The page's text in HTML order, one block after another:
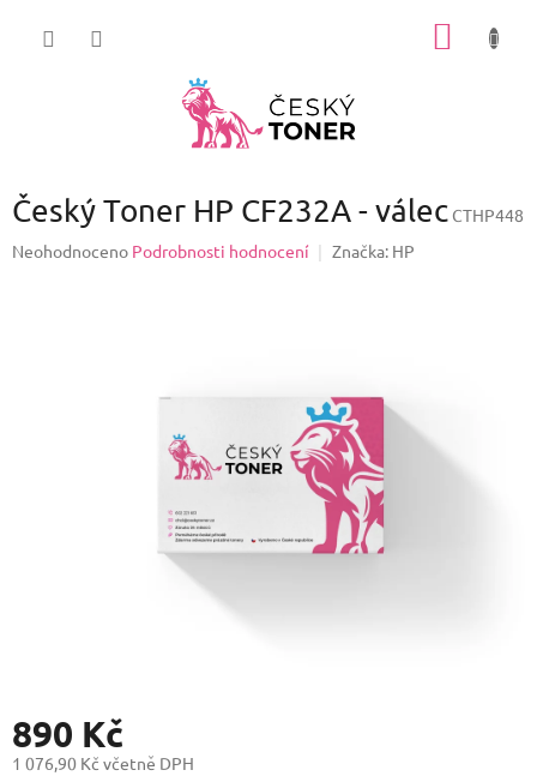
Český Toner HP CF232A - válec CTHP448
Průměrné
Neohodnoceno Podrobnosti hodnocení Značka: HP
890 Kč
1 076,90 Kč včetně DPH